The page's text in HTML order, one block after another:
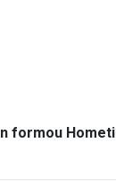
formou